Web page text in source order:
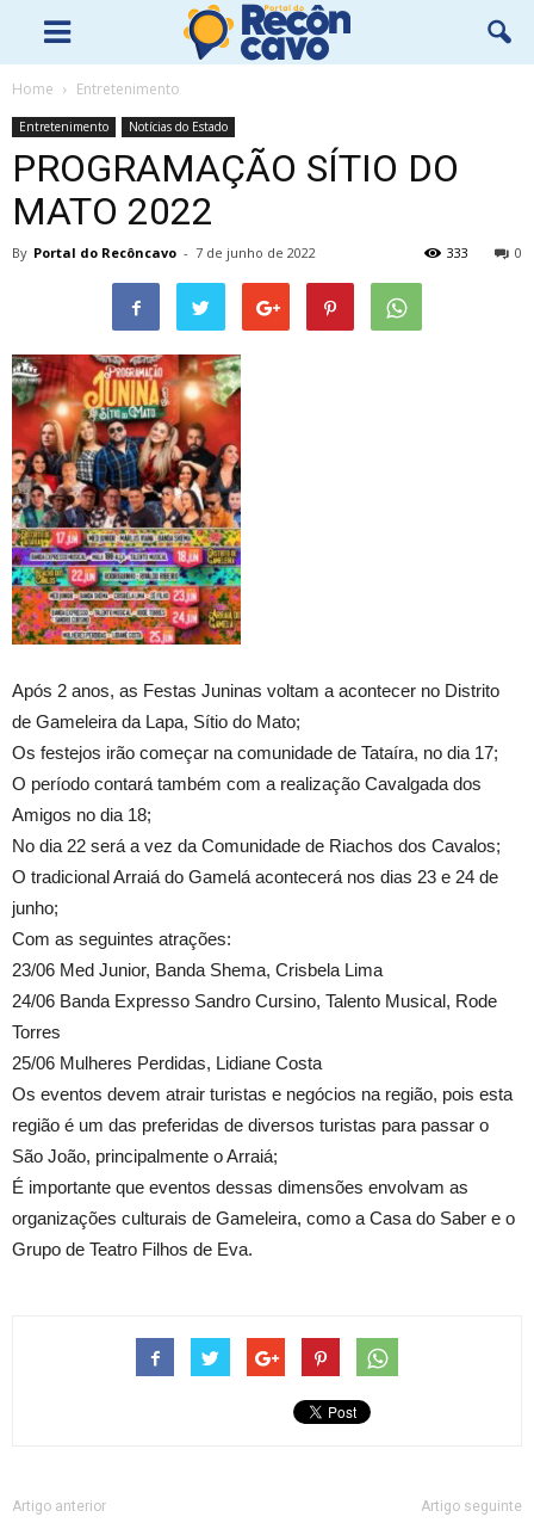
Home Entretenimento
Entretenimento Notícias do Estado
PROGRAMAÇÃO SÍTIO DO
MATO 2022
By Portal do Recôncavo - 7 de junho de 2022 0
333
Após 2 anos, as Festas Juninas voltam a acontecer no Distrito
de Gameleira da Lapa, Sítio do Mato;
Os festejos irão começar na comunidade de Tataíra, no dia 17;
O período contará também com a realização Cavalgada dos
Amigos no dia 18;
No dia 22 será a vez da Comunidade de Riachos dos Cavalos;
O tradicional Arraiá do Gamelá acontecerá nos dias 23 e 24 de
junho;
Com as seguintes atrações:
23/06 Med Junior, Banda Shema, Crisbela Lima
24/06 Banda Expresso Sandro Cursino, Talento Musical, Rode
Torres
25/06 Mulheres Perdidas, Lidiane Costa
Os eventos devem atrair turistas e negócios na região, pois esta
região é um das preferidas de diversos turistas para passar o
São João, principalmente o Arraiá;
É importante que eventos dessas dimensões envolvam as
organizações culturais de Gameleira, como a Casa do Saber e o
Grupo de Teatro Filhos de Eva.
Artigo anterior Artigo seguinte